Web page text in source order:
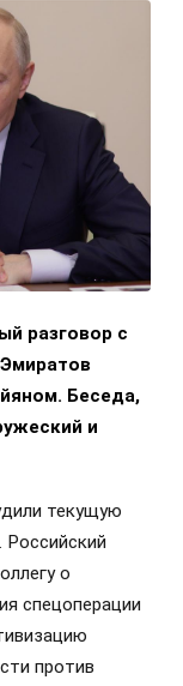
разговор с
Беседа,
и
текущую
Российский
о
спецоперации
против